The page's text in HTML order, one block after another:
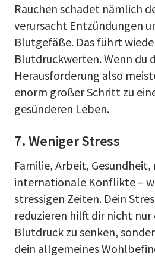
Rauchen schadet nämlich
verursacht Entzündungen
Blutgefäße. Das führt
Blutdruckwerten. Wenn du
Herausforderung also
enorm großer Schritt zu
gesünderen Leben.
7. Weniger Stress
Familie, Arbeit,
internationale Konflikte –
stressigen Zeiten. Dein
reduzieren hilft dir nicht nur
Blutdruck zu senken,
dein allgemeines